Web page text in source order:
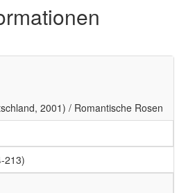
2001) / Romantische Rosen
213)